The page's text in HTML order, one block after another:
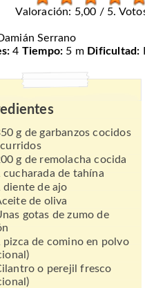
Valoración: 5,00 / 5.
Serrano
4 Tiempo: 5 m Dificultad:
g de garbanzos cocidos
g de remolacha cocida
cucharada de tahína
diente de ajo
de oliva
gotas de zumo de
pizca de comino en polvo
o perejil fresco